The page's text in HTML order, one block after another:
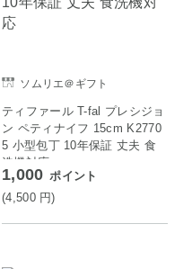
ソムリエ＠ギフト
ティファール T-fal プレシジョ
ン ペティナイフ 15cm K2770
5 小型包丁 10年保証 丈夫 食
洗機対応
1,000 ポイント
(4,500 円)